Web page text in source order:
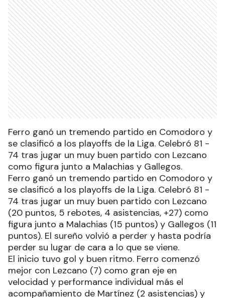
Ferro ganó un tremendo partido en Comodoro y
se clasificó a los playoffs de la Liga. Celebró 81 -
74 tras jugar un muy buen partido con Lezcano
como figura junto a Malachias y Gallegos.
Ferro ganó un tremendo partido en Comodoro y
se clasificó a los playoffs de la Liga. Celebró 81 -
74 tras jugar un muy buen partido con Lezcano
(20 puntos, 5 rebotes, 4 asistencias, +27) como
figura junto a Malachias (15 puntos) y Gallegos (11
puntos). El sureño volvió a perder y hasta podría
perder su lugar de cara a lo que se viene.
El inicio tuvo gol y buen ritmo. Ferro comenzó
mejor con Lezcano (7) como gran eje en
velocidad y performance individual más el
acompañamiento de Martínez (2 asistencias) y